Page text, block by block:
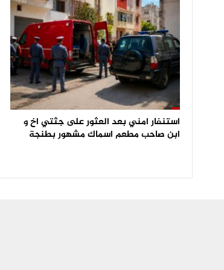
استنفار امني بعد العثور على جثتي اخ و
ابن صاحب مطعم اسماك مشهور بطنجة